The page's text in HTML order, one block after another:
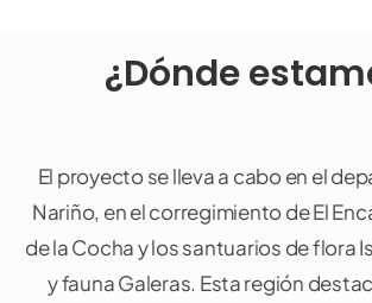
¿Dónde
El proyecto se lleva a cabo en el
Nariño, en el corregimiento de El
de la Cocha y los santuarios de flora
y fauna Galeras. Esta región